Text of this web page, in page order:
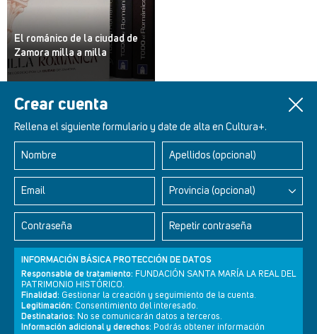
Crear cuenta
Rellena el siguiente formulario y date de alta en Cultura+.
Nombre Apellidos (opcional)
Email Provincia (opcional)
Contraseña Repetir contraseña
INFORMACIÓN BÁSICA PROTECCIÓN DE DATOS
Responsable de tratamiento: FUNDACIÓN SANTA MARÍA LA REAL DEL
PATRIMONIO HISTÓRICO.
Finalidad: Gestionar la creación y seguimiento de la cuenta.
Legitimación: Consentimiento del interesado.
Destinatarios: No se comunicarán datos a terceros.
Información adicional y derechos: Podrás obtener información
El románico de la ciudad de
Zamora milla a milla
Retablos Renacentistas Este de León